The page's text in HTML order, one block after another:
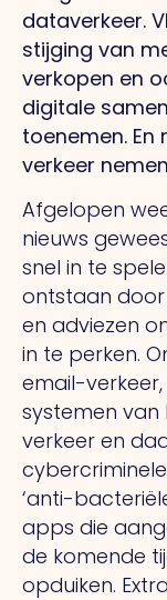
dataverkeer.
stijging van
verkopen en
digitale
toenemen.
verkeer
Afgelopen
nieuws
snel in te
ontstaan
en adviezen
in te perken.
email-
systemen
verkeer en
‘anti-
apps die
de komende
opduiken.